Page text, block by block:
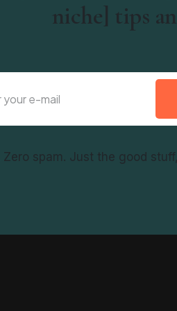
niche] tips
Zero spam. Just the good